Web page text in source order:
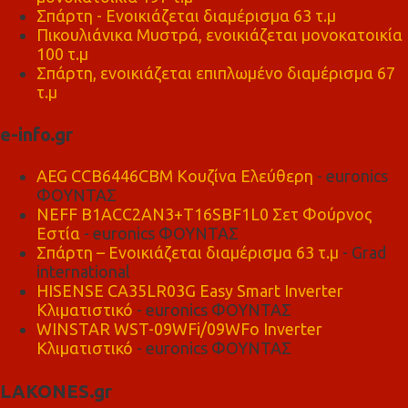
Σπάρτη - Ενοικιάζεται διαμέρισμα 63 τ.μ
Πικουλιάνικα Μυστρά, ενοικιάζεται μονοκατοικία
100 τ.μ
Σπάρτη, ενοικιάζεται επιπλωμένο διαμέρισμα 67
τ.μ
e-info.gr
AEG CCB6446CBM Κουζίνα Ελεύθερη - euronics
ΦΟΥΝΤΑΣ
NEFF B1ACC2AN3+T16SBF1L0 Σετ Φούρνος
Εστία - euronics ΦΟΥΝΤΑΣ
Σπάρτη – Ενοικιάζεται διαμέρισμα 63 τ.μ - Grad
international
HISENSE CA35LR03G Easy Smart Inverter
Κλιματιστικό - euronics ΦΟΥΝΤΑΣ
WINSTAR WST-09WFi/09WFo Inverter
Κλιματιστικό - euronics ΦΟΥΝΤΑΣ
LAKONES.gr